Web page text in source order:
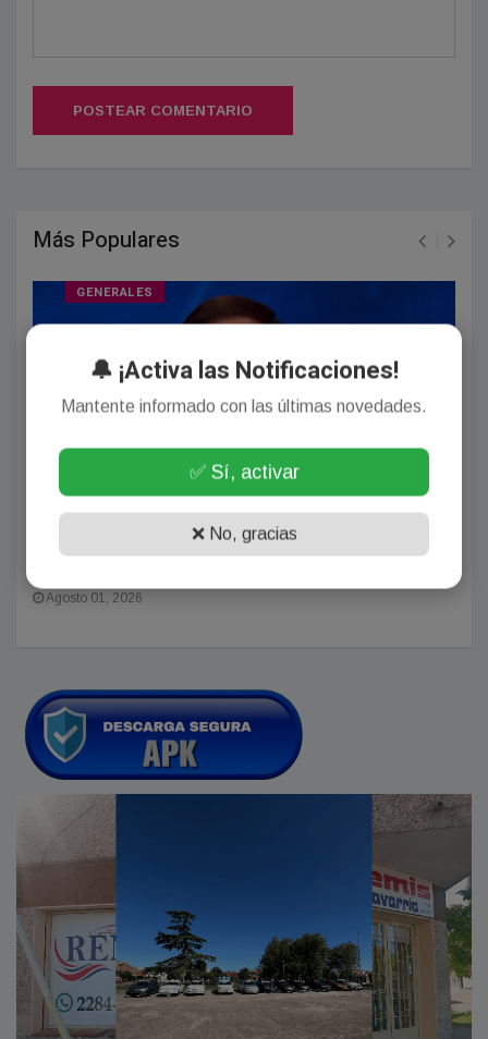
POSTEAR COMENTARIO
Más Populares
GENERALES
Marco Rubio calificó a la Corte Penal Internacional de
Agosto 01, 2026
🔔 ¡Activa las Notificaciones!
Mantente informado con las últimas novedades.
✅ Sí, activar
❌ No, gracias